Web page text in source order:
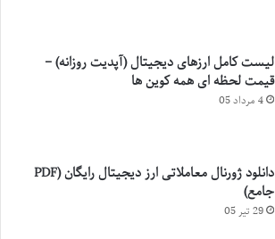
لیست کامل ارزهای دیجیتال (آپدیت روزانه) –
قیمت لحظه ای همه کوین ها
4 مرداد 05
دانلود ژورنال معاملاتی ارز دیجیتال رایگان (PDF
جامع)
29 تیر 05